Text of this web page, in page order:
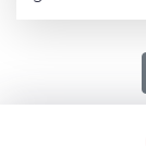
tefecilere
belirlenen 17
Operasyonda
ele
alındığını